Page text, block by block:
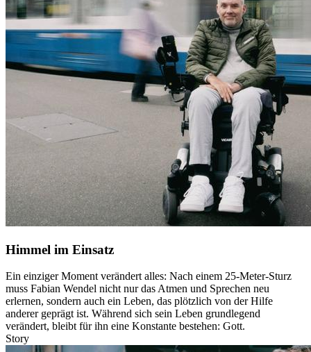
Himmel im Einsatz
Ein einziger Moment verändert alles: Nach einem 25-Meter-Sturz
muss Fabian Wendel nicht nur das Atmen und Sprechen neu
erlernen, sondern auch ein Leben, das plötzlich von der Hilfe
anderer geprägt ist. Während sich sein Leben grundlegend
verändert, bleibt für ihn eine Konstante bestehen: Gott.
Story